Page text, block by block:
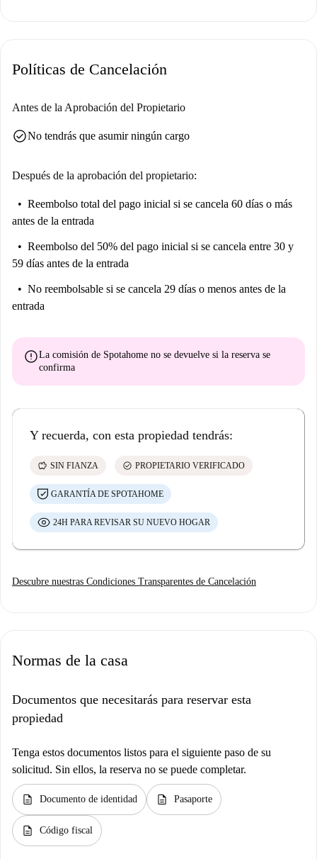
Políticas de Cancelación
Antes de la Aprobación del Propietario
check_circleNo tendrás que asumir ningún cargo
Después de la aprobación del propietario:
Reembolso total del pago inicial si se cancela 60 días o más
antes de la entrada
Reembolso del 50% del pago inicial si se cancela entre 30 y
59 días antes de la entrada
No reembolsable si se cancela 29 días o menos antes de la
entrada
errorLa comisión de Spotahome no se devuelve si la reserva se
confirma
Y recuerda, con esta propiedad tendrás:
savings SIN FIANZA check_circle PROPIETARIO VERIFICADO
GARANTÍA DE SPOTAHOME
24H PARA REVISAR SU NUEVO HOGAR
Descubre nuestras Condiciones Transparentes de Cancelación
Normas de la casa
Documentos que necesitarás para reservar esta
propiedad
Tenga estos documentos listos para el siguiente paso de su
solicitud. Sin ellos, la reserva no se puede completar.
description Documento de identidad description Pasaporte
description Código fiscal